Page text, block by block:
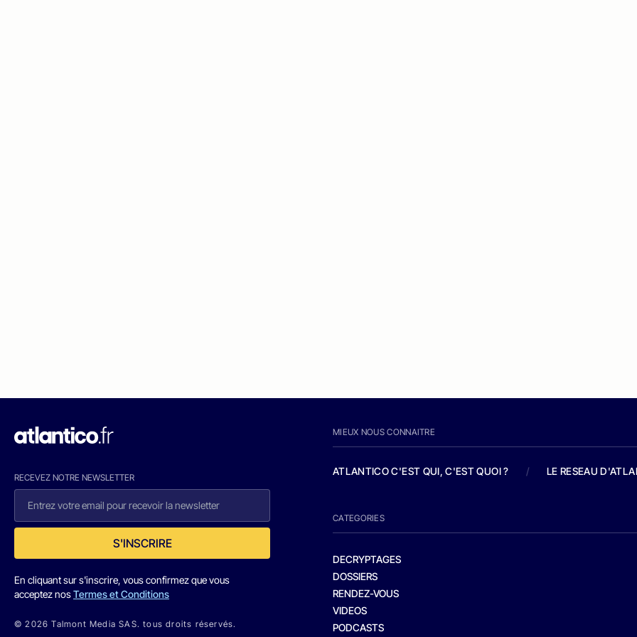
RECEVEZ NOTRE NEWSLETTER
S'INSCRIRE
En cliquant sur s'inscrire, vous confirmez que vous
acceptez nosTermes et Conditions
© 2026 Talmont Media SAS. tous droits réservés.
MIEUX NOUS CONNAITRE
ATLANTICO C'EST QUI, C'EST QUOI ? / LE RESEAU
CATEGORIES
DECRYPTAGES
DOSSIERS
RENDEZ-VOUS
VIDEOS
PODCASTS